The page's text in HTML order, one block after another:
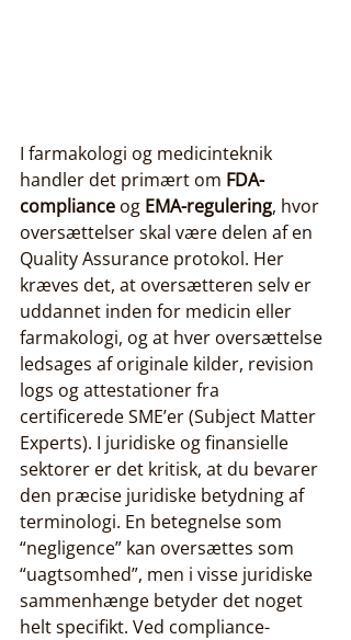
I farmakologi og medicinteknik
handler det primært om FDA-
compliance og EMA-regulering, hvor
oversættelser skal være delen af en
Quality Assurance protokol. Her
kræves det, at oversætteren selv er
uddannet inden for medicin eller
farmakologi, og at hver oversættelse
ledsages af originale kilder, revision
logs og attestationer fra
certificerede SME’er (Subject Matter
Experts). I juridiske og finansielle
sektorer er det kritisk, at du bevarer
den præcise juridiske betydning af
terminologi. En betegnelse som
“negligence” kan oversættes som
“uagtsomhed”, men i visse juridiske
sammenhænge betyder det noget
helt specifikt. Ved compliance-